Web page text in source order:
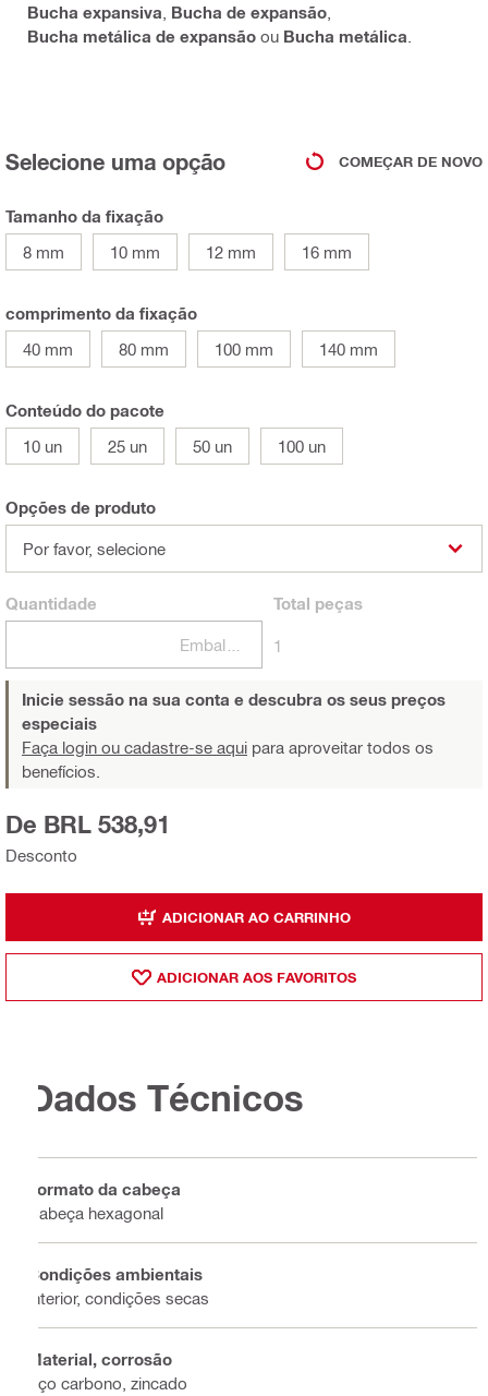
Bucha expansiva Bucha de expansão
Bucha metálica de expansão ou Bucha metálica
Selecione uma opção COMEÇAR DE NOVO
Tamanho da fixação
8 mm
10 mm 12 mm 16 mm
comprimento da fixação
40 mm
80 mm 100 mm 140 mm
Conteúdo do pacote
10 un
25 un 50 un 100 un
Opções de produto
Por favor, selecione
Quantidade Total peças
1
Inicie sessão na sua conta e descubra os seus preços
especiais
Faça login ou cadastre-se aqui para aproveitar todos os
benefícios.
Desconto
De BRL 538,91
ADICIONAR AO CARRINHO
ADICIONAR AOS FAVORITOS
Dados Técnicos
Formato da cabeça
Cabeça hexagonal
Condições ambientais
Interior, condições secas
Material, corrosão
Aço carbono, zincado